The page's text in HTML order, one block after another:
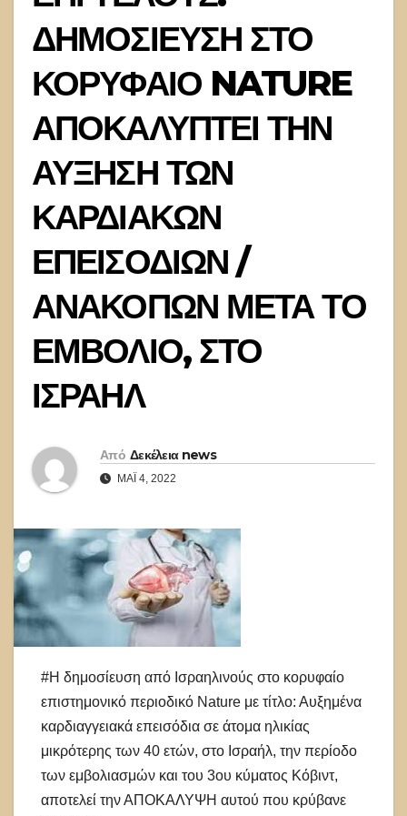
ΔΗΜΟΣΙΕΥΣΗ ΣΤΟ
ΚΟΡΥΦΑΙΟ NATURE
ΑΠΟΚΑΛΥΠΤΕΙ ΤΗΝ
ΑΥΞΗΣΗ ΤΩΝ
ΚΑΡΔΙΑΚΩΝ
ΕΠΕΙΣΟΔΙΩΝ /
ΑΝΑΚΟΠΩΝ ΜΕΤΑ ΤΟ
ΕΜΒΟΛΙΟ, ΣΤΟ
ΙΣΡΑΗΛ
Από Δεκέλεια news
ΜΆΙ 4, 2022
#Η δημοσίευση από Ισραηλινούς στο κορυφαίο
επιστημονικό περιοδικό Nature με τίτλο: Αυξημένα
καρδιαγγειακά επεισόδια σε άτομα ηλικίας
μικρότερης των 40 ετών, στο Ισραήλ, την περίοδο
των εμβολιασμών και του 3ου κύματος Κόβιντ,
αποτελεί την ΑΠΟΚΑΛΥΨΗ αυτού που κρύβανε